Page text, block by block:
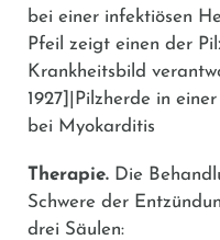
bei einer infektiösen
Pfeil zeigt einen der
Krankheitsbild
1927]|Pilzherde in
bei Myokarditis
Therapie. Die
Schwere der
drei Säulen: